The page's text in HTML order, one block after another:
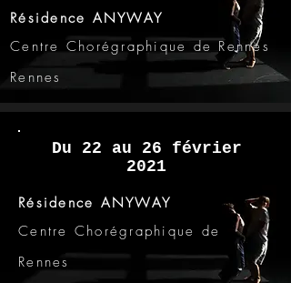
Résidence ANYWAY
Centre Chorégraphique de Rennes
Rennes
Du 22 au 26 février
2021
Résidence ANYWAY
Centre Chorégraphique de
Rennes